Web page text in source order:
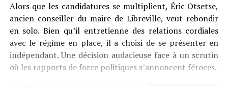
Alors que les candidatures se multiplient, Éric Otsetse,
ancien conseiller du maire de Libreville, veut rebondir
en solo. Bien qu’il entretienne des relations cordiales
avec le régime en place, il a choisi de se présenter en
indépendant. Une décision audacieuse face à un scrutin
où les rapports de force politiques s’annoncent féroces.